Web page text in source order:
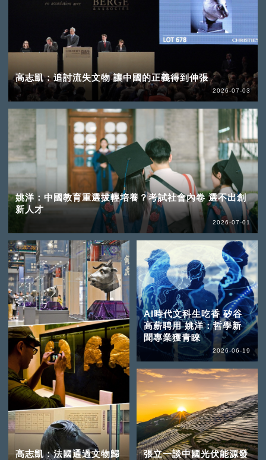
高志凱：追討流失文物 讓中國的正義得到伸張
2026-07-03
姚洋：中國教育重選拔輕培養？考試社會內卷 選不出創
新人才
2026-07-01
高志凱：法國通過文物歸
AI時代文科生吃香 矽谷
高薪聘用 姚洋：哲學新
聞專業獲青睞
2026-06-19
張立一談中國光伏能源發